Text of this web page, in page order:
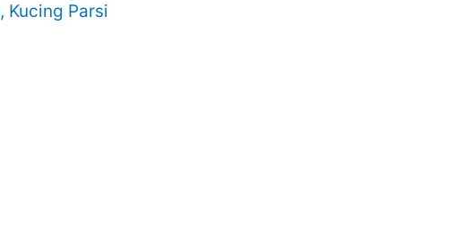
, Kucing Parsi